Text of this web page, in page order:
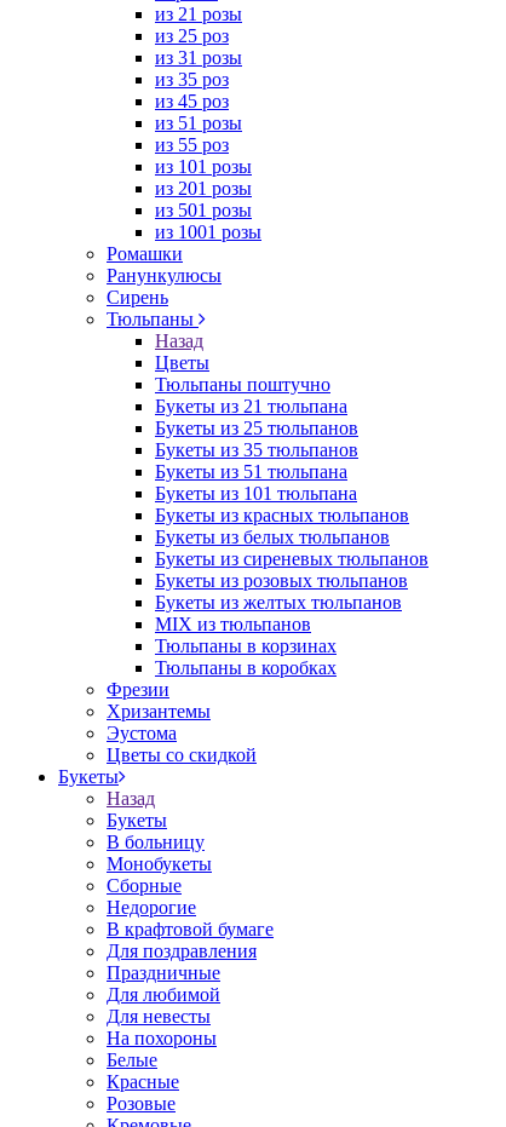
из 21 розы
из 25 роз
из 31 розы
из 35 роз
из 45 роз
из 51 розы
из 55 роз
из 101 розы
из 201 розы
из 501 розы
из 1001 розы
Ромашки
Ранункулюсы
Сирень
Тюльпаны
Назад
Цветы
Тюльпаны поштучно
Букеты из 21 тюльпана
Букеты из 25 тюльпанов
Букеты из 35 тюльпанов
Букеты из 51 тюльпана
Букеты из 101 тюльпана
Букеты из красных тюльпанов
Букеты из белых тюльпанов
Букеты из сиреневых тюльпанов
Букеты из розовых тюльпанов
Букеты из желтых тюльпанов
MIX из тюльпанов
Тюльпаны в корзинах
Тюльпаны в коробках
Фрезии
Хризантемы
Эустома
Цветы со скидкой
Букеты
Назад
Букеты
В больницу
Монобукеты
Сборные
Недорогие
В крафтовой бумаге
Для поздравления
Праздничные
Для любимой
Для невесты
На похороны
Белые
Красные
Розовые